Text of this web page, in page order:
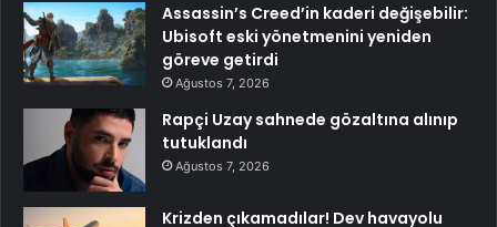
Assassin’s Creed’in kaderi değişebilir:
Ubisoft eski yönetmenini yeniden
göreve getirdi
Ağustos 7, 2026
Rapçi Uzay sahnede gözaltına alınıp
tutuklandı
Ağustos 7, 2026
Krizden çıkamadılar! Dev havayolu